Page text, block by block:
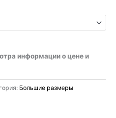
информации о цене и
Большие размеры